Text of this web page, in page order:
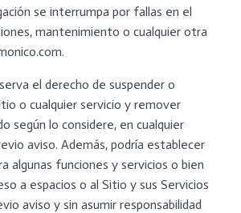
se interrumpa por fallas en el
mantenimiento o cualquier otra
el derecho de suspender o
o cualquier servicio y remover
según lo considere, en cualquier
aviso. Además, podría establecer
algunas funciones y servicios o bien
a espacios o al Sitio y sus Servicios
aviso y sin asumir responsabilidad